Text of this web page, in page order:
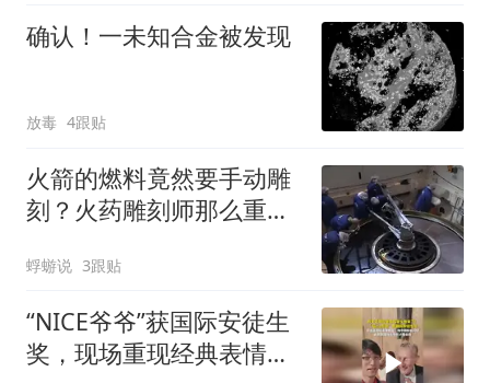
确认！一未知合金被发现
放毒 4跟贴
火箭的燃料竟然要手动雕
刻？火药雕刻师那么重
蜉蝣说 3跟贴
“NICE爷爷”获国际安徒生
奖，现场重现经典表情